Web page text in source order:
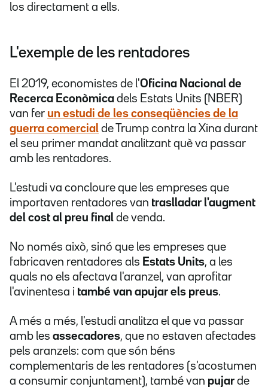
los directament a ells.
L'exemple de les rentadores
El 2019, economistes de l'Oficina Nacional de
Recerca Econòmica dels Estats Units (NBER)
van fer un estudi de les conseqüències de la
guerra comercial de Trump contra la Xina durant
el seu primer mandat analitzant què va passar
amb les rentadores.
L'estudi va concloure que les empreses que
importaven rentadores van traslladar l'augment
del cost al preu final de venda.
No només això, sinó que les empreses que
fabricaven rentadores als Estats Units, a les
quals no els afectava l'aranzel, van aprofitar
l'avinentesa i també van apujar els preus.
A més a més, l'estudi analitza el que va passar
amb les assecadores, que no estaven afectades
pels aranzels: com que són béns
complementaris de les rentadores (s'acostumen
a consumir conjuntament), també van pujar de